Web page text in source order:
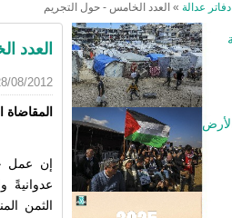
دفاتر عدالة » العدد الخامس - حول التجريم
العدد
08/2012
إن عمل
عدوانيةً
الثمن